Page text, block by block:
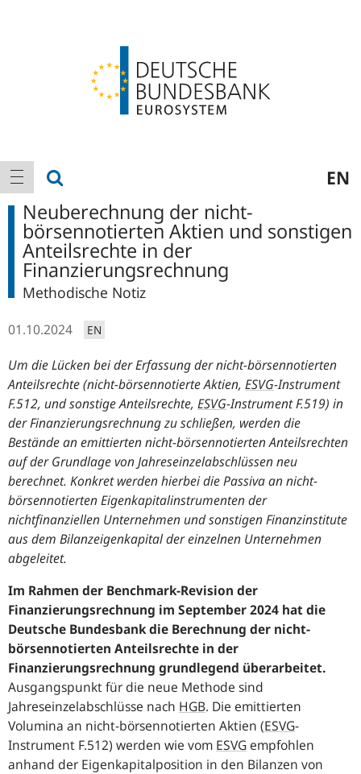
Hauptnavigation
Navigation anzeigen EN
Neuberechnung der nicht-
börsennotierten Aktien und sonstigen
Anteilsrechte in der
Finanzierungsrechnung
Methodische Notiz
01.10.2024 EN
Um die Lücken bei der Erfassung der nicht-börsennotierten
Anteilsrechte (nicht-börsennotierte Aktien, ESVG-Instrument
F.512, und sonstige Anteilsrechte, ESVG-Instrument F.519) in
der Finanzierungsrechnung zu schließen, werden die
Bestände an emittierten nicht-börsennotierten Anteilsrechten
auf der Grundlage von Jahreseinzelabschlüssen neu
berechnet. Konkret werden hierbei die Passiva an nicht-
börsennotierten Eigenkapitalinstrumenten der
nichtfinanziellen Unternehmen und sonstigen Finanzinstitute
aus dem Bilanzeigenkapital der einzelnen Unternehmen
abgeleitet.
Im Rahmen der Benchmark-Revision der
Finanzierungsrechnung im September 2024 hat die
Deutsche Bundesbank die Berechnung der nicht-
börsennotierten Anteilsrechte in der
Finanzierungsrechnung grundlegend überarbeitet.
Ausgangspunkt für die neue Methode sind
Jahreseinzelabschlüsse nach HGB. Die emittierten
Volumina an nicht-börsennotierten Aktien (ESVG-
Instrument F.512) werden wie vom ESVG empfohlen
anhand der Eigenkapitalposition in den Bilanzen von